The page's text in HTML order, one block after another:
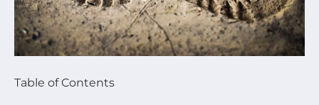
Table of Contents